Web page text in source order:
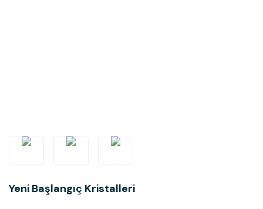
Yeni Başlangıç Kristalleri